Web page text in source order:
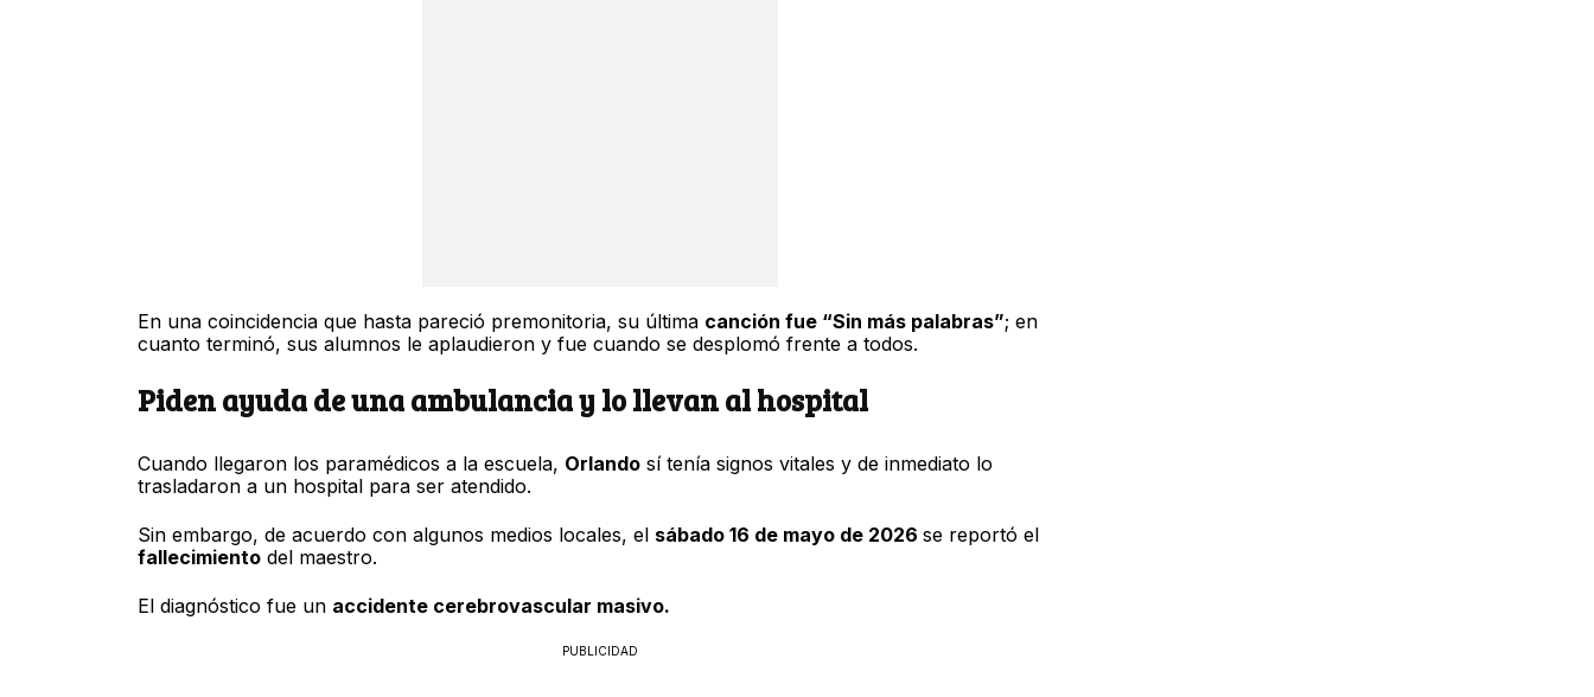
En una coincidencia que hasta pareció premonitoria, su última canción fue “Sin más palabras”; en
cuanto terminó, sus alumnos le aplaudieron y fue cuando se desplomó frente a todos.
Piden ayuda de una ambulancia y lo llevan al hospital
Cuando llegaron los paramédicos a la escuela, Orlandosí tenía signos vitales y de inmediato lo
trasladaron a un hospital para ser atendido.
Sin embargo, de acuerdo con algunos medios locales, el sábado 16 de mayo de 2026 se reportó el
fallecimientodel maestro.
El diagnóstico fue un accidente cerebrovascular masivo.
PUBLICIDAD